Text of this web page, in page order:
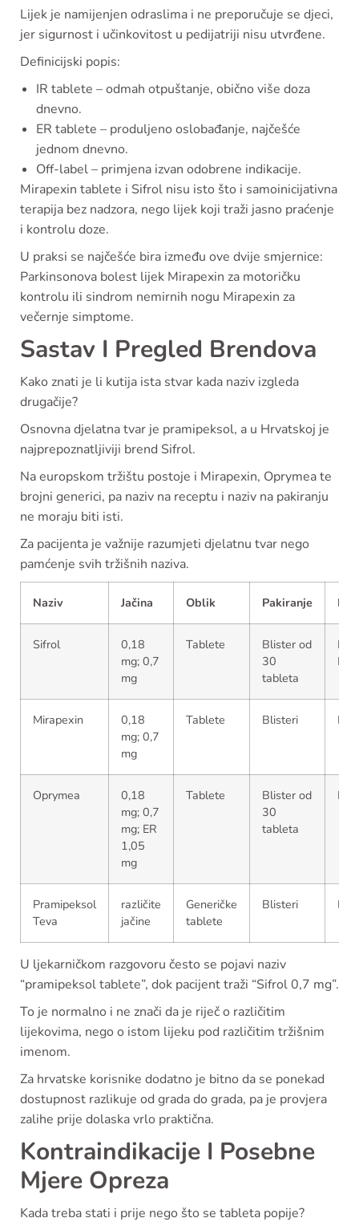
Lijek je namijenjen odraslima i ne preporučuje se djeci,
jer sigurnost i učinkovitost u pedijatriji nisu utvrđene.
Definicijski popis:
IR tablete – odmah otpuštanje, obično više doza
dnevno.
ER tablete – produljeno oslobađanje, najčešće
jednom dnevno.
Off-label – primjena izvan odobrene indikacije.
Mirapexin tablete i Sifrol nisu isto što i samoinicijativna
terapija bez nadzora, nego lijek koji traži jasno praćenje
i kontrolu doze.
U praksi se najčešće bira između ove dvije smjernice:
Parkinsonova bolest lijek Mirapexin za motoričku
kontrolu ili sindrom nemirnih nogu Mirapexin za
večernje simptome.
Sastav I Pregled Brendova
Kako znati je li kutija ista stvar kada naziv izgleda
drugačije?
Osnovna djelatna tvar je pramipeksol, a u Hrvatskoj je
najprepoznatljiviji brend Sifrol.
Na europskom tržištu postoje i Mirapexin, Oprymea te
brojni generici, pa naziv na receptu i naziv na pakiranju
ne moraju biti isti.
Za pacijenta je važnije razumjeti djelatnu tvar nego
pamćenje svih tržišnih naziva.
Naziv Jačina Oblik Pakiranje
Sifrol
0,18
mg; 0,7
mg
Tablete
Blister od
30
tableta
EU
Mirapexin
0,18
mg; 0,7
mg
Tablete Blisteri EU
Oprymea
0,18
mg; 0,7
mg; ER
1,05
mg
Tablete
Blister od
30
tableta
EU
Pramipeksol
Teva
različite
jačine
Generičke
tablete
Blisteri EU
U ljekarničkom razgovoru često se pojavi naziv
“pramipeksol tablete”, dok pacijent traži “Sifrol 0,7 mg”.
To je normalno i ne znači da je riječ o različitim
lijekovima, nego o istom lijeku pod različitim tržišnim
imenom.
Za hrvatske korisnike dodatno je bitno da se ponekad
dostupnost razlikuje od grada do grada, pa je provjera
zalihe prije dolaska vrlo praktična.
Kontraindikacije I Posebne
Mjere Opreza
Kada treba stati i prije nego što se tableta popije?